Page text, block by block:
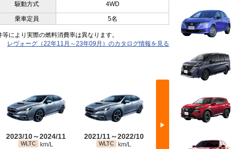
駆動方式 4WD
乗車定員 5名
により実際の燃料消費率は異なります。
レヴォーグ（22年11月～23年09月）のカタログ情報を見る
▶
2023/10～2024/11
WLTC km/L
2021/11～2022/10
WLTC km/L km/L